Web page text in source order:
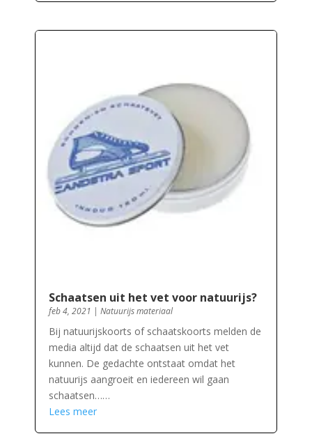
Schaatsen uit het vet voor natuurijs?
feb 4, 2021 | Natuurijs materiaal
Bij natuurijskoorts of schaatskoorts melden de
media altijd dat de schaatsen uit het vet
kunnen. De gedachte ontstaat omdat het
natuurijs aangroeit en iedereen wil gaan
schaatsen……
Lees meer